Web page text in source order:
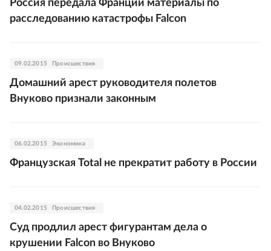
Россия передала Франции материалы по
расследованию катастрофы Falcon
09.02.2015 Происшествия
Домашний арест руководителя полетов
Внуково признали законным
06.02.2015 Экономика
Французская Total не прекратит работу в России
04.02.2015 Происшествия
Суд продлил арест фигурантам дела о
крушении Falcon во Внуково